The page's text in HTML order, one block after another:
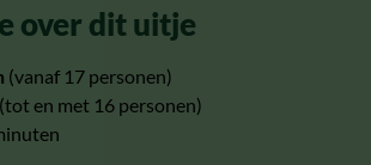
over dit uitje
(vanaf 17 personen)
(tot en met 16 personen)